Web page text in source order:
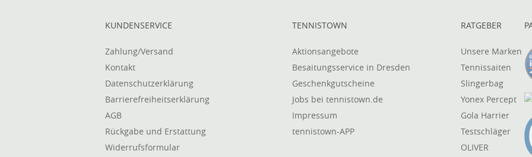
KUNDENSERVICE
Zahlung/Versand
Kontakt
Datenschutzerklärung
Barrierefreiheitserklärung
AGB
Rückgabe und Erstattung
Widerrufsformular
TENNISTOWN
Aktionsangebote
Besaitungsservice in Dresden
Geschenkgutscheine
Jobs bei tennistown.de
Impressum
tennistown-APP
RATGEBER
Unsere Marken
Tennissaiten
Slingerbag
Yonex Percept
Gola Harrier
Testschläger
OLIVER